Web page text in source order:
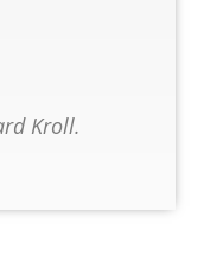
Kroll.